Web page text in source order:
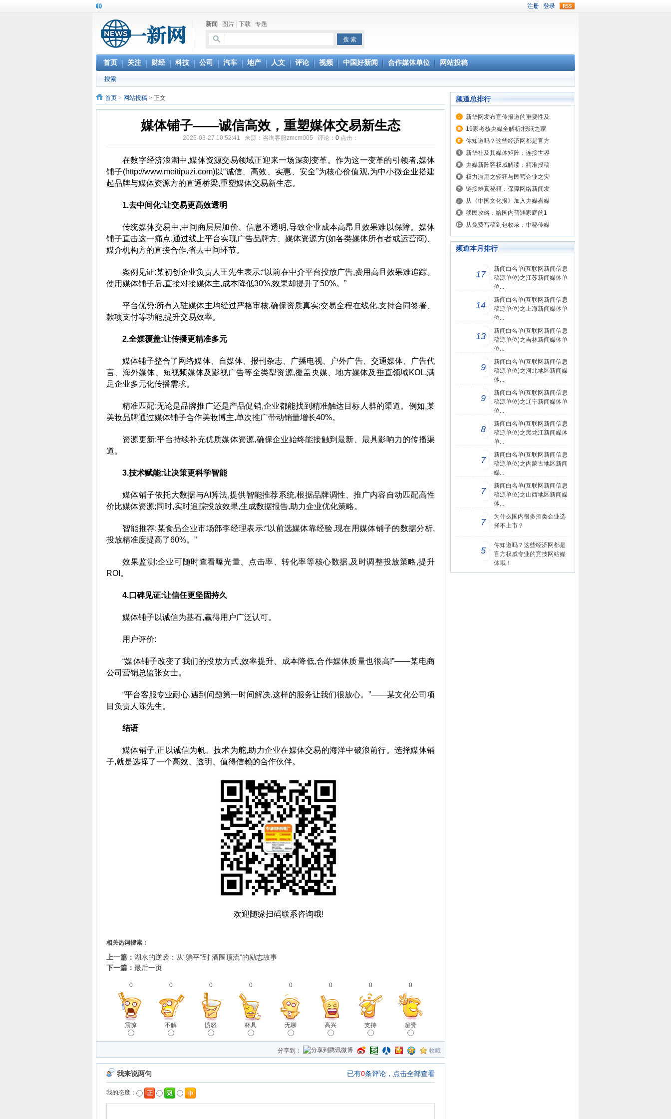
新闻 图片 下载 专题
首页 关注 财经 科技 公司 汽车 地产 人文 评论 视频 中国好新闻 合作媒体单位 网站投稿
搜索
首页 > 网站投稿 > 正文
媒体铺子——诚信高效，重塑媒体交易新生态
2025-03-27 10:52:41 来源：咨询客服zmcm005 评论： 0 点击：
在数字经济浪潮中,媒体资源交易领域正迎来一场深刻变革。作为这一变革的引领者,媒体
铺子(http://www.meitipuzi.com)以“诚信、高效、实惠、安全”为核心价值观,为中小微企业搭建
起品牌与媒体资源方的直通桥梁,重塑媒体交易新生态。
1.去中间化:让交易更高效透明
传统媒体交易中,中间商层层加价、信息不透明,导致企业成本高昂且效果难以保障。媒体
铺子直击这一痛点,通过线上平台实现广告品牌方、媒体资源方(如各类媒体所有者或运营商)、
媒介机构方的直接合作,省去中间环节。
案例见证:某初创企业负责人王先生表示:“以前在中介平台投放广告,费用高且效果难追踪。
使用媒体铺子后,直接对接媒体主,成本降低30%,效果却提升了50%。”
平台优势:所有入驻媒体主均经过严格审核,确保资质真实;交易全程在线化,支持合同签署、
款项支付等功能,提升交易效率。
2.全媒覆盖:让传播更精准多元
媒体铺子整合了网络媒体、自媒体、报刊杂志、广播电视、户外广告、交通媒体、广告代
言、海外媒体、短视频媒体及影视广告等全类型资源,覆盖央媒、地方媒体及垂直领域KOL,满
足企业多元化传播需求。
精准匹配:无论是品牌推广还是产品促销,企业都能找到精准触达目标人群的渠道。例如,某
美妆品牌通过媒体铺子合作美妆博主,单次推广带动销量增长40%。
资源更新:平台持续补充优质媒体资源,确保企业始终能接触到最新、最具影响力的传播渠
道。
3.技术赋能:让决策更科学智能
媒体铺子依托大数据与AI算法,提供智能推荐系统,根据品牌调性、推广内容自动匹配高性
价比媒体资源;同时,实时追踪投放效果,生成数据报告,助力企业优化策略。
智能推荐:某食品企业市场部李经理表示:“以前选媒体靠经验,现在用媒体铺子的数据分析,
投放精准度提高了60%。”
效果监测:企业可随时查看曝光量、点击率、转化率等核心数据,及时调整投放策略,提升
ROI。
4.口碑见证:让信任更坚固持久
媒体铺子以诚信为基石,赢得用户广泛认可。
用户评价:
“媒体铺子改变了我们的投放方式,效率提升、成本降低,合作媒体质量也很高!”——某电商
公司营销总监张女士。
“平台客服专业耐心,遇到问题第一时间解决,这样的服务让我们很放心。”——某文化公司项
目负责人陈先生。
结语
媒体铺子,正以诚信为帆、技术为舵,助力企业在媒体交易的海洋中破浪前行。选择媒体铺
子,就是选择了一个高效、透明、值得信赖的合作伙伴。
欢迎随缘扫码联系咨询哦!
相关热词搜索：
上一篇： 湖水的逆袭：从“躺平”到“酒圈顶流”的励志故事
下一篇： 最后一页
0
震惊
0
不解
0
愤怒
0
杯具
0
无聊
0
高兴
0
支持
0
超赞
分享到： 收藏
频道总排行
新华网发布宣传报道的重要性及
19家考核央媒全解析:报纸之家
你知道吗？这些经济网都是官方
新华社及其媒体矩阵：连接世界
央媒新阵容权威解读：精准投稿
权力滥用之轻狂与民营企业之灾
链接辨真秘籍：保障网络新闻发
从《中国文化报》加入央媒看媒
移民攻略：给国内普通家庭的1
从免费写稿到包收录：中秘传媒
频道本月排行
17
新闻白名单(互联网新闻信息
稿源单位)之江苏新闻媒体单
位...
14
新闻白名单(互联网新闻信息
稿源单位)之上海新闻媒体单
位...
13
新闻白名单(互联网新闻信息
稿源单位)之吉林新闻媒体单
位...
9
新闻白名单(互联网新闻信息
稿源单位)之河北地区新闻媒
体...
9
新闻白名单(互联网新闻信息
稿源单位)之辽宁新闻媒体单
位...
8
新闻白名单(互联网新闻信息
稿源单位)之黑龙江新闻媒体
单...
7
新闻白名单(互联网新闻信息
稿源单位)之内蒙古地区新闻
媒...
7
新闻白名单(互联网新闻信息
稿源单位)之山西地区新闻媒
体...
7
为什么国内很多酒类企业选
择不上市？
5
你知道吗？这些经济网都是
官方权威专业的竞技网站媒
体哦！